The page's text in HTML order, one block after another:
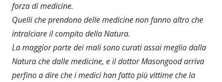
forza di medicine.
Quelli che prendono delle medicine non fanno altro che
intralciare il compito della Natura.
La maggior parte dei mali sono curati assai meglio dalla
Natura che dalle medicine, e il dottor Masongood arriva
perfino a dire che i medici han fatto più vittime che la